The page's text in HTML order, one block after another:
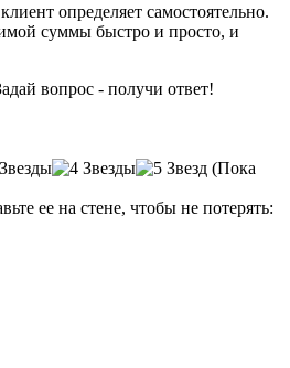
определяет самостоятельно.
суммы быстро и просто, и
вопрос - получи ответ!
(Пока
ее на стене, чтобы не потерять: